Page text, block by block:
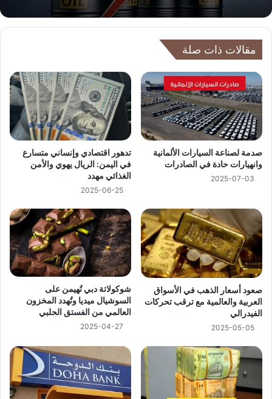
مقالات ذات صلة
صدمة لصناعة السيارات الألمانية
وانهيارات حادة في الصادرات
2025-07-03
تدهور اقتصادي وإنساني متسارع
في اليمن: الريال يهوي والأمن
الغذائي مهدد
2025-06-25
صعود أسعار الذهب في الأسواق
العربية والعالمية مع ترقب تحركات
الفيدرالي
2025-05-05
شوكولاتة دبي تُهيمن على
السوشيال ميديا وتُهدد المخزون
العالمي من الفستق الحلبي
2025-04-27